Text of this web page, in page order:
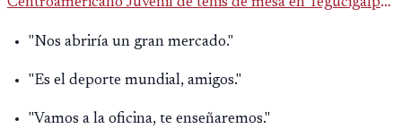
con 6 oros, 2 platas y 9 bronces, según la cobertura oficial
"Nos abriría un gran mercado."
"Es el deporte mundial, amigos."
"Vamos a la oficina, te enseñaremos."